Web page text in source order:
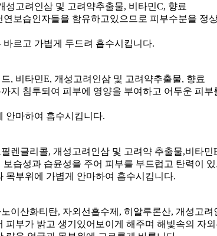
고려인삼 및 고려약추출물, 비타민C, 향료
보습인자들을 함유하고있으므로 피부수분을
르고 가볍게 두드려 흡수시킵니다.
, 비타민E, 개성고려인삼 및 고려약추출물, 향료
지 침투되여 피부에 영양을 부여하고 어두운 피
안마하여 흡수시킵니다.
렌글리콜, 개성고려인삼 및 고려약 추출물,비타민
습성과 습윤성을 주어 피부를 부드럽고 탄력이
목부위에 가볍게 안마하여 흡수시킵니다.
이산화티탄, 자외선흡수제, 히알루론산, 개성고
피부가 밝고 생기있어보이게 해주며 해빛속의 자